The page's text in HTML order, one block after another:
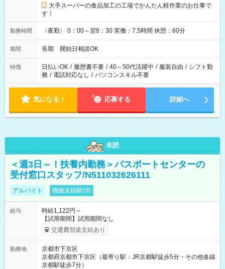
大手スーパーの食品加工の工場でかんたん軽作業のお仕事で
す！
勤務時間 〈夜勤〉 0：00～翌8：30 実働：7.5時間 休憩：60分
期間 長期 開始日相談OK
特徴 日払いOK / 履歴書不要 / 40～50代活躍中 / 服装自由 / シフト勤
務 / 電話対応なし / パソコンスキル不要
気になる！ 応募する 詳細へ
未読
＜週3日～！扶養内勤務＞パスポートセンターの
受付窓口スタッフ/N511032626111
アルバイト 職種未経験OK
給与
時給1,122円～
【試用期間】試用期間なし
交通費別途支給あり
勤務地
京都市下京区
京都府京都市下京区（最寄り駅：JR京都駅徒歩5分・その他各線
京都駅徒歩7分）